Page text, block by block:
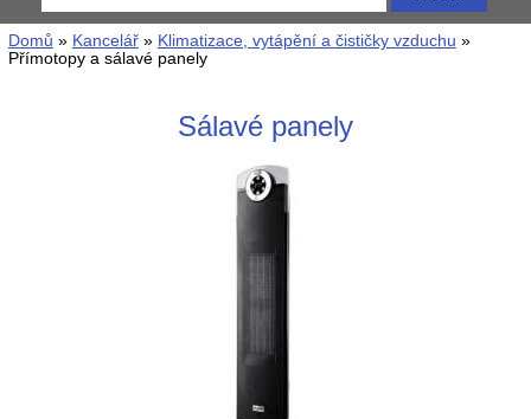
Domů » Kancelář» Klimatizace, vytápění a čističky vzduchu »
Přímotopy a sálavé panely
Sálavé panely